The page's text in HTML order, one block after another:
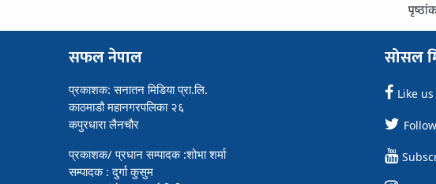
सफल नेपाल
प्रकाशक: सनातन मिडिया प्रा.लि.
काठमाडौ महानगरपलिका २६
कपुरधारा लैनचौर
प्रकाशक/ प्रधान सम्पादक :शोभा शर्मा
सम्पादक : दुर्गा कुसुम
सोसल
Like